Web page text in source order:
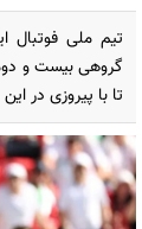
تیم ملی فوتبال
گروهی بیست و
تا با پیروزی در